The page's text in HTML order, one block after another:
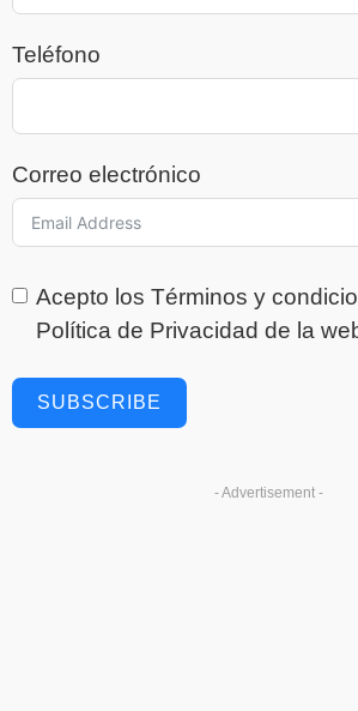
Teléfono
Correo electrónico
Acepto los Términos y
Política de Privacidad de la
SUBSCRIBE
- Advertisement -